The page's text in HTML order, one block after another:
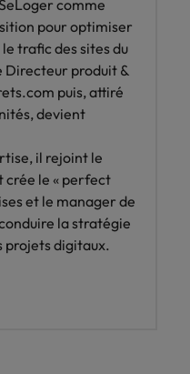
comme
pour optimiser
trafic des sites du
Directeur produit &
puis, attiré
devient
il rejoint le
crée le « perfect
et le manager de
la stratégie
projets digitaux.